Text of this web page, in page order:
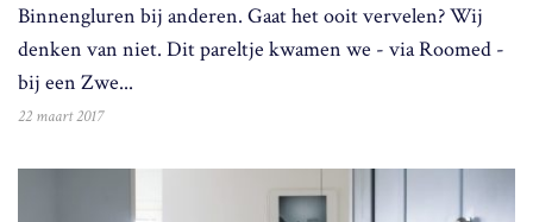
Binnengluren bij anderen. Gaat het ooit vervelen? Wij
denken van niet. Dit pareltje kwamen we - via Roomed -
bij een Zwe...
22 maart 2017